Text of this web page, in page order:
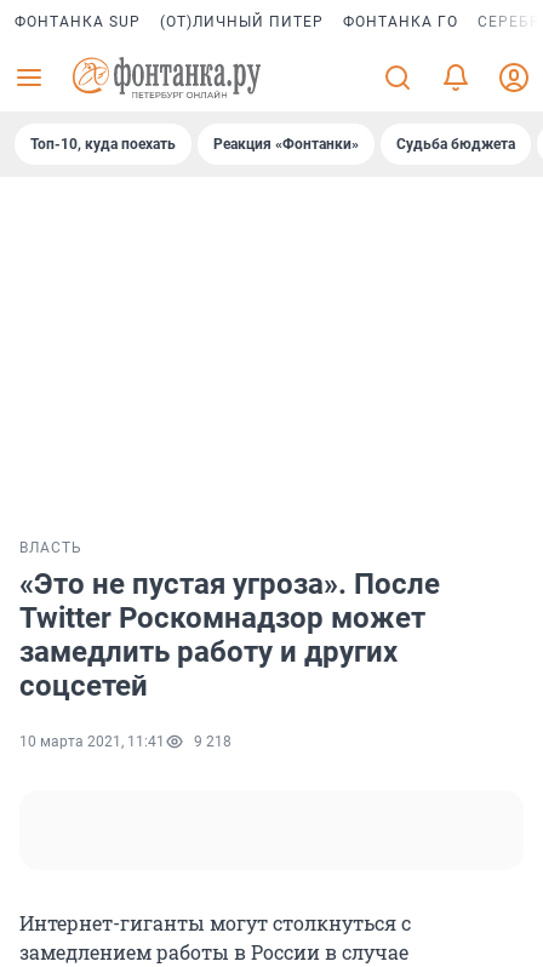
ФОНТАНКА SUP (ОТ)ЛИЧНЫЙ ПИТЕР ФОНТАНКА ГО
Топ-10, куда поехать Реакция «Фонтанки» Судьба бюджета
ВЛАСТЬ
«Это не пустая угроза». После
Twitter Роскомнадзор может
замедлить работу и других
соцсетей
10 марта 2021, 11:41 9 218
Интернет-гиганты могут столкнуться с
замедлением работы в России в случае